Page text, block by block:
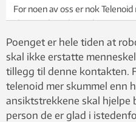
For noen av oss er nok Telenoid
skummel enn hyggelig.
blankt skall som kan
typer mennesker, sier Roger
ved NTNU. Foto: Thinkstock
Poenget er hele tiden at
skal ikke erstatte
tillegg til denne kontakten.
telenoid mer skummel enn
ansiktstrekkene skal hjelpe
person de er glad i